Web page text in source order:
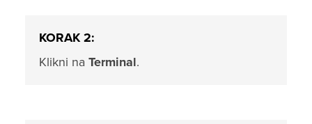
KORAK 2:
Klikni na Terminal.